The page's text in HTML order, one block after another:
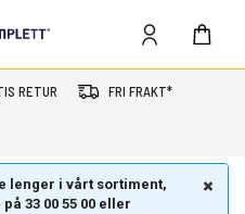
RETUR FRI FRAKT*
lenger i vårt sortiment,
33 00 55 00 eller